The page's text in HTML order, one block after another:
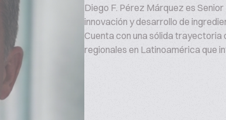
Diego F. Pérez Márquez es
innovación y desarrollo de
Cuenta con una sólida trayectoria
regionales en Latinoamérica que